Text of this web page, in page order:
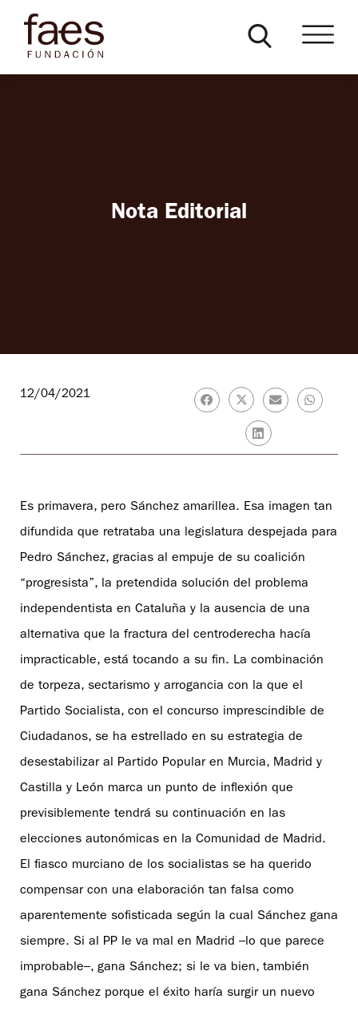
Nota Editorial
12/04/2021
Es primavera, pero Sánchez amarillea. Esa imagen tan
difundida que retrataba una legislatura despejada para
Pedro Sánchez, gracias al empuje de su coalición
“progresista”, la pretendida solución del problema
independentista en Cataluña y la ausencia de una
alternativa que la fractura del centroderecha hacía
impracticable, está tocando a su fin. La combinación
de torpeza, sectarismo y arrogancia con la que el
Partido Socialista, con el concurso imprescindible de
Ciudadanos, se ha estrellado en su estrategia de
desestabilizar al Partido Popular en Murcia, Madrid y
Castilla y León marca un punto de inflexión que
previsiblemente tendrá su continuación en las
elecciones autonómicas en la Comunidad de Madrid.
El fiasco murciano de los socialistas se ha querido
compensar con una elaboración tan falsa como
aparentemente sofisticada según la cual Sánchez gana
siempre. Si al PP le va mal en Madrid –lo que parece
improbable–, gana Sánchez; si le va bien, también
gana Sánchez porque el éxito haría surgir un nuevo